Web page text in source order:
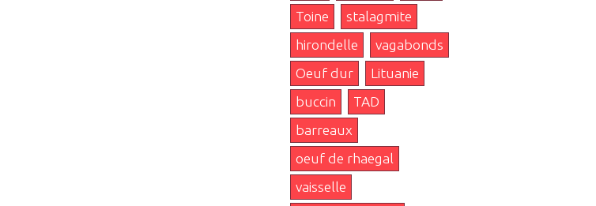
Toine
stalagmite
hirondelle
vagabonds
Oeuf dur
Lituanie
buccin
TAD
barreaux
oeuf de rhaegal
vaisselle